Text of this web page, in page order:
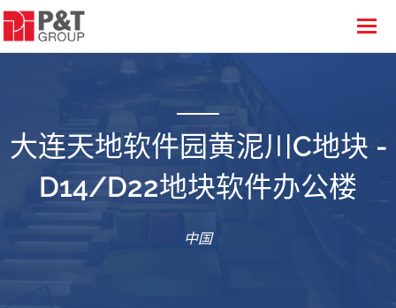
大连天地软件园黄泥川C地块 -
D14/D22地块软件办公楼
中国